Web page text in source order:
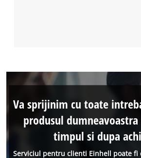
Serviciul pentru clienti Einhell poate fi
Va sprijinim cu toate
produsul
timpul si dupa